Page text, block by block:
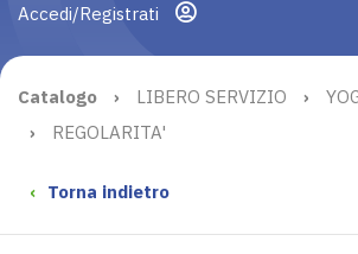
Accedi/Registrati
Catalogo › LIBERO SERVIZIO ›
›
REGOLARITA'
‹ Torna indietro